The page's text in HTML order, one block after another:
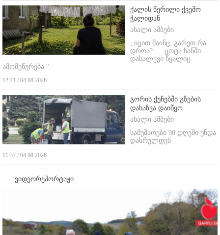
ქალის წერილი ქვემო
ჭალიდან
ახალი ამბები
,,იცით მაინც, გარეთ რა
დროა? ... ცოტა ხანში
დასალევი წყალიც
ამომეწურება."
12:41 / 04.08.2026
გორის ქუჩებში გზების
დახაზვა დაიწყო
ახალი ამბები
სამუშაოები 90 დღეში უნდა
დასრულდეს
11:37 / 04.08.2026
ვიდეორეპორტაჟი